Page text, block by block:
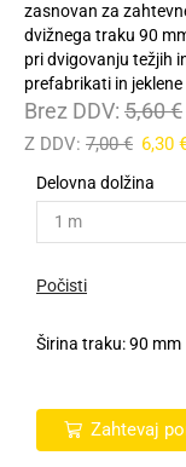
zasnovan za
dvižnega traku 90
pri dvigovanju težjih
prefabrikati in
Brez DDV: 5,60€
Z DDV: 7,00€ 6,30
Delovna dolžina
Počisti
Širina traku: 90 mm
Zahtevaj